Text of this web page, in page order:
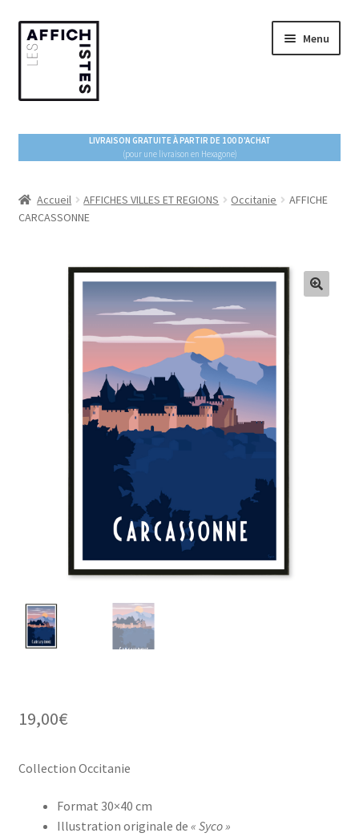
Aller
la
Aller
au
contenu
Menu
BOUTIQUE
Ouvrir
menu
ESPACE PRO
LIVRAISON GRATUITE À PARTIR DE 100 D'ACHAT
(pour une livraison en Hexagone)
Accueil AFFICHES VILLES ET REGIONS Occitanie
AFFICHE
CARCASSONNE
19,00€
Collection Occitanie
Format 30×40 cm
Illustration originale de « Syco »